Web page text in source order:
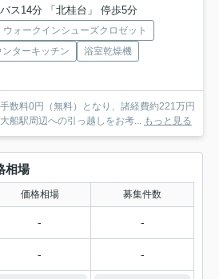
ス14分 「北桂台」 停歩5分
ウォークインシューズクロゼット
ンターキッチン
浴室乾燥機
数料0円（無料）となり、諸経費約221万円
船駅周辺への引っ越しをお考... もっと見る
相場
価格相場 募集件数
- -
- -